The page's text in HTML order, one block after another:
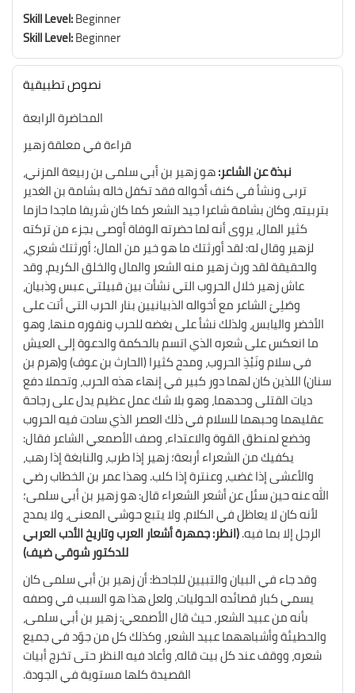
Skill Level:Beginner
Skill Level:Beginner
نصوص تطبيقية
المحاضرة الرابعة
قراءة في معلقة زهير
نبذة عن الشاعر:هو زهير بن أبي سلمى بن ربيعة المزني،
تربى ونشأ في كنف أخواله فقد تكفل خاله بشامة بن الغدير
بتربيته، وكان بشامة شاعرا جيد الشعر كما كان شريفا ماجدا حازما
كثير المال، يروى أنه لما حضرته الوفاة أوصى بجزء من تركته
لزهير وقال له: لقد أورثتك ما هو خير من المال؛ أورثتك شعري،
والحقيقة لقد ورث زهير منه الشعر والمال والخلق الكريم، وقد
عاش زهير خلال الحروب التي نشأت بين قبيلتي عبس وذبيان،
وصَلِيَ الشاعر مع أخواله الذبيانيين بنار الحرب التي أتت على
الأخضر واليابس، ولذلك نشأ على بغضه للحرب ونفوره منها، وهو
ما انعكس على شعره الذي اتسم بالحكمة والدعوة إلى العيش
في سلام ونَبْذِ الحروب، ومدح كثيرا (الحارث بن عوف) و(هرم بن
سنان) اللذين كان لهما دور كبير في إنهاء هذه الحرب، وتحملا دفع
ديات القتلى وحدهما، وهو بلا شك عمل عظيم يدل على رجاحة
عقليهما وحبهما للسلام في ذلك العصر الذي سادت فيه الحروب
وخضع لمنطق القوة والاعتداء، وصف الأصمعي الشاعر فقال:
يكفيك من الشعراء أربعة؛ زهير إذا طرب، والنابغة إذا رهب،
والأعشى إذا غضب، وعنترة إذا كلب. وهذا عمر بن الخطاب رضي
الله عنه حين سئل عن أشعر الشعراء قال: هو زهير بن أبي سلمى؛
لأنه كان لا يعاظل في الكلام، ولا يتبع حوشي المعنى، ولا يمدح
الرجل إلا بما فيه.(انظر: جمهرة أشعار العرب وتاريخ الأدب العربي
للدكتور شوقي ضيف)
وقد جاء في البيان والتبيين للجاحظ: أن زهير بن أبي سلمى كان
يسمي كبار قصائده الحوليات، ولعل هذا هو السبب في وصفه
بأنه من عبيد الشعر، حيث قال الأصمعي: زهير بن أبي سلمى،
والحطيئة وأشباههما عبيد الشعر، وكذلك كل من جوّد في جميع
شعره، ووقف عند كل بيتقاله، وأعاد فيه النظر حتى تخرج أبيات
القصيدة كلها مستوية في الجودة.